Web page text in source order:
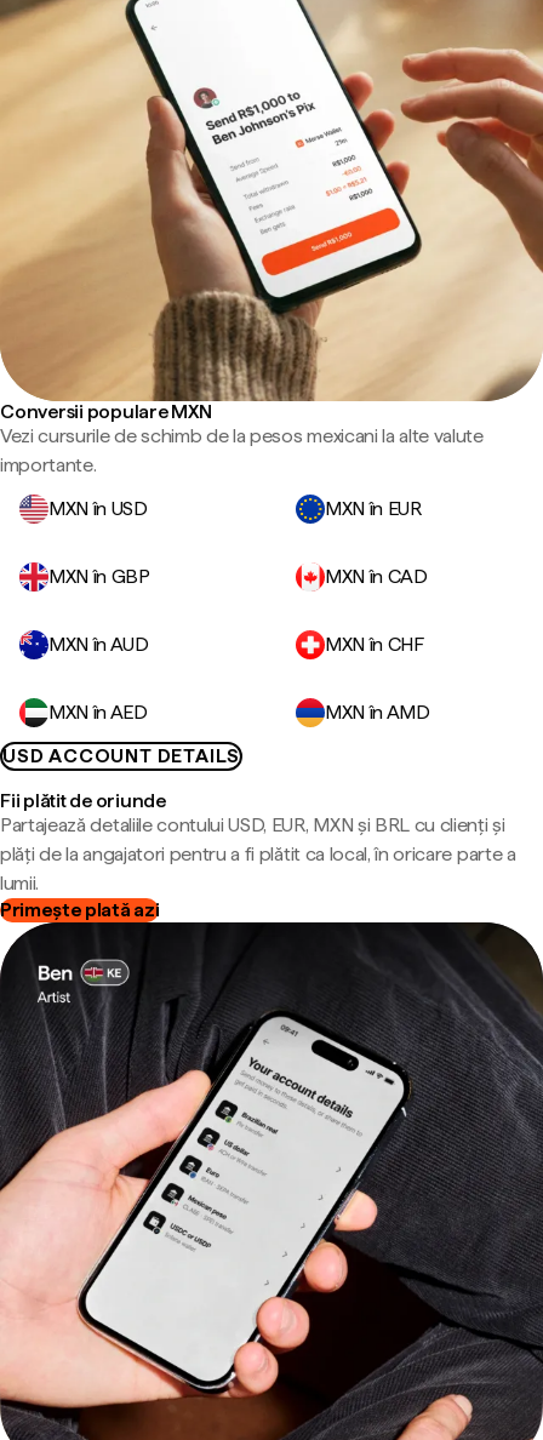
Conversii populare MXN
Vezi cursurile de schimb de la pesos mexicani la alte valute
importante.
MXN în USD
MXN în EUR
MXN în GBP MXN în CAD
MXN în AUD MXN în CHF
MXN în AED
MXN în AMD
USD ACCOUNT DETAILS
Fii plătit de oriunde
Partajează detaliile contului USD, EUR, MXN și BRL cu clienți și
plăți de la angajatori pentru a fi plătit ca local, în oricare parte a
lumii.
Primește plată azi